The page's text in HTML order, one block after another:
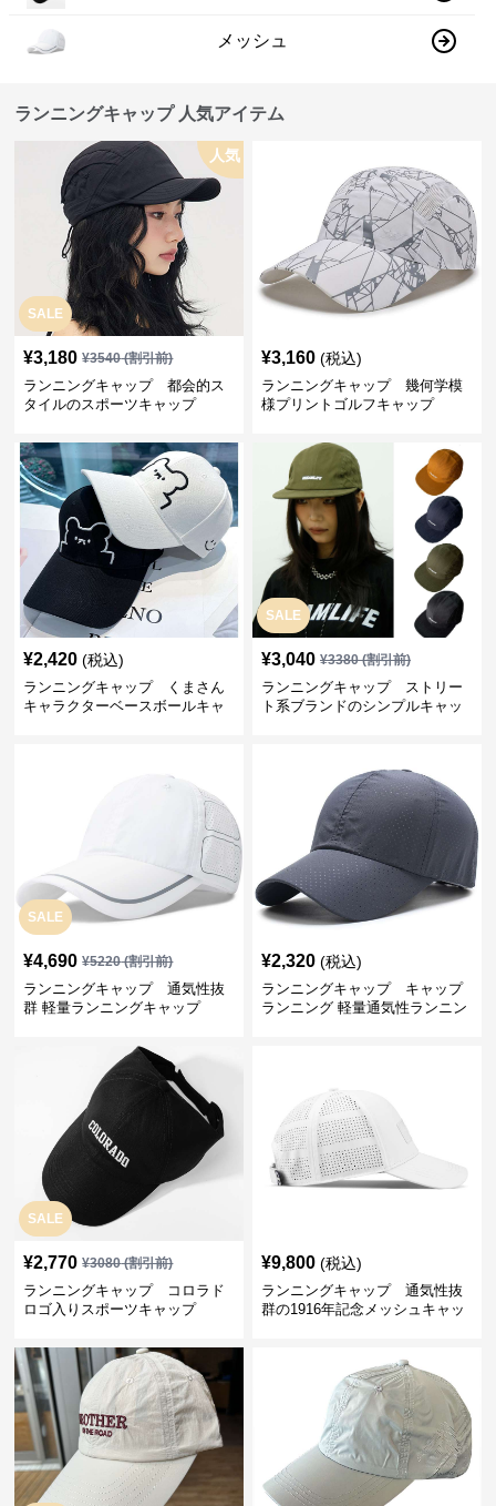
メッシュ
ランニングキャップ 人気アイテム
SALE
人気
¥3,180 ¥3540(割引前)
ランニングキャップ 都会的ス
タイルのスポーツキャップ
¥3,160 (税込)
ランニングキャップ 幾何学模
様プリントゴルフキャップ
¥2,420 (税込)
ランニングキャップ くまさん
キャラクターベースボールキャ
SALE
¥3,040 ¥3380(割引前)
ランニングキャップ ストリー
ト系ブランドのシンプルキャッ
SALE
¥4,690 ¥5220(割引前)
ランニングキャップ 通気性抜
群 軽量ランニングキャップ
¥2,320 (税込)
ランニングキャップ キャップ
ランニング 軽量通気性ランニン
SALE
¥2,770 ¥3080(割引前)
ランニングキャップ コロラド
ロゴ入りスポーツキャップ
¥9,800 (税込)
ランニングキャップ 通気性抜
群の1916年記念メッシュキャッ